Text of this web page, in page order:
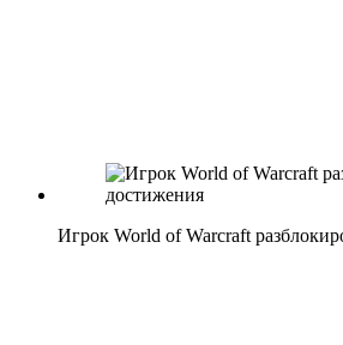
Игрок World of Warcraft